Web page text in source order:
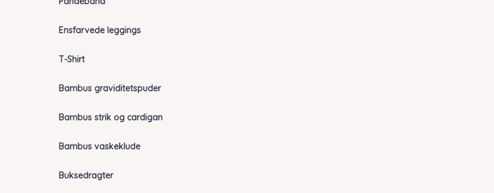
Ensfarvede leggings
T-Shirt
Bambus graviditetspuder
Bambus strik og cardigan
Bambus vaskeklude
Buksedragter